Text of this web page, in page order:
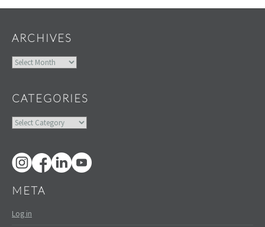
ARCHIVES
Archives
CATEGORIES
Categories
META
Log in